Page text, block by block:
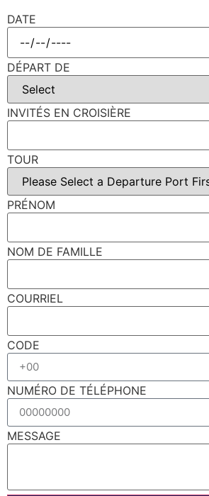
DATE
DÉPART DE
INVITÉS EN CROISIÈRE
TOUR
PRÉNOM
NOM DE FAMILLE
COURRIEL
CODE
NUMÉRO DE TÉLÉPHONE
MESSAGE